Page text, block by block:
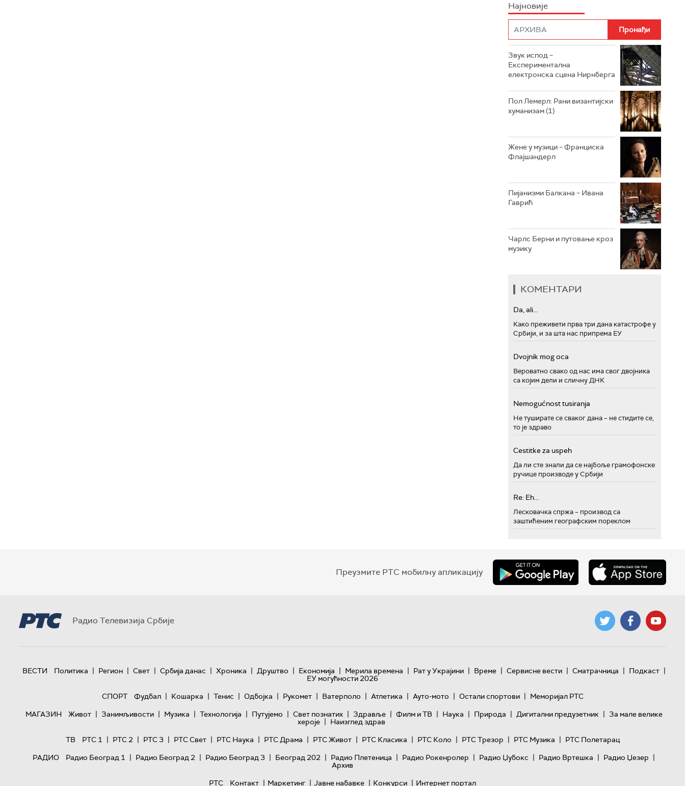
РАДИО РОКЕНРОЛЕР
РАДИО ЏУБОКС
РАДИО ВРТЕШКА
РАДИО ЏЕЗЕР
Најновије
Звук испод –
Експериментална
електронска сцена Нирнберга
Пол Лемерл: Рани византијски
хуманизам (1)
Жене у музици – Франциска
Флајшандерл
Пијанизми Балкана – Ивана
Гаврић
Чарлс Берни и путовање кроз
музику
КОМЕНТАРИ
Da, ali...
Како преживети прва три дана катастрофе у
Србији, и за шта нас припрема ЕУ
Dvojnik mog oca
Вероватно свако од нас има свог двојника
са којим дели и сличну ДНК
Nemogućnost tusiranja
Не туширате се сваког дана – не стидите се,
то је здраво
Cestitke za uspeh
Да ли сте знали да се најбоље грамофонске
ручице производе у Србији
Re: Eh...
Лесковачка спржа – производ са
заштићеним географским пореклом
Преузмите РТС мобилну апликацију
Радио Телевизија Србије
ВЕСТИ Политика | Регион | Свет | Србија данас | Хроника | Друштво | Економија | Мерила времена | Рат у Украјини | Време | Сервисне вести | Сматрачница | Подкаст |
ЕУ могућности 2026
СПОРТ
Фудбал | Кошарка | Тенис | Одбојка | Рукомет | Ватерполо | Атлетика | Ауто-мото | Остали спортови | Меморијал РТС
МАГАЗИН
Живот | Занимљивости | Музика | Технологијa | Путујемо | Свет познатих | Здравље | Филм и ТВ | Наука | Природа | Дигитални предузетник | За мале велике
хероје | Наизглед здрав
ТВ
РТС 1 | РТС 2 | РТС 3 | РТС Свет | РТС Наука | РТС Драма | РТС Живот | РТС Класика | РТС Коло | РТС Трезор | РТС Музика | РТС Полетарац
РАДИО
Радио Београд 1 | Радио Београд 2 | Радио Београд 3 | Београд 202 | Радио Плетеница | Радио Рокенролер | Радио Џубокс | Радио Вртешка | Радио Џезер |
Архив
РТС
Контакт | Маркетинг | Јавне набавке | Конкурси | Интернет портал